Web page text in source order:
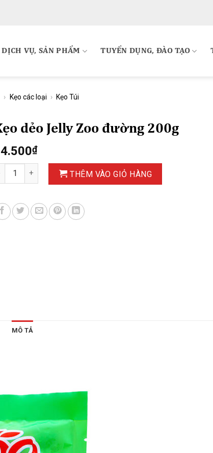
DỊCH VỤ, SẢN PHẨM TUYỂN DỤNG, ĐÀO TẠO
› Kẹo các loại › Kẹo Túi
dẻo Jelly Zoo đường 200g
₫
dẻo Jelly Zoo đường 200g số lượng
THÊM VÀO GIỎ HÀNG
MÔ TẢ